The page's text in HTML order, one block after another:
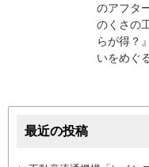
のアフタ
のくさの
らが得？
いをめぐ
最近の投稿